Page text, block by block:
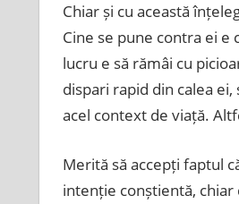
Chiar și cu această
Cine se pune contra ei e
lucru e să rămâi cu
dispari rapid din calea
acel context de viață.
Merită să accepți faptul
intenție conștientă,